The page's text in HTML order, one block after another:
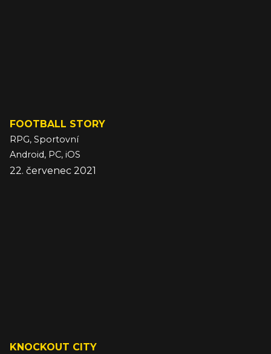
FOOTBALL STORY
RPG, Sportovní
Android, PC, iOS
22. červenec 2021
KNOCKOUT CITY